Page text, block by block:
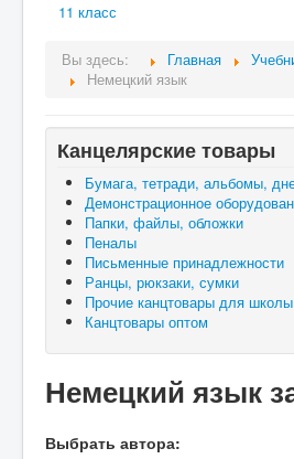
11 класс
Вы здесь: Главная
Немецкий язык
Канцелярские товары
Бумага, тетради, альбомы,
Демонстрационное
Папки, файлы, обложки
Пеналы
Письменные принадлежности
Ранцы, рюкзаки, сумки
Прочие канцтовары для
Канцтовары оптом
Немецкий язык
Выбрать автора: